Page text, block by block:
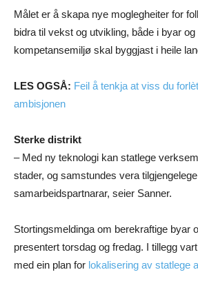
Målet er å skapa nye moglegheiter for
bidra til vekst og utvikling, både i byar
kompetansemiljø skal byggjast i heile
LES OGSÅ: Feil å tenkja at viss du
ambisjonen
Sterke distrikt
– Med ny teknologi kan statlege
stader, og samstundes vera
samarbeidspartnarar, seier Sanner.
Stortingsmeldinga om berekraftige byar
presentert torsdag og fredag. I tillegg
med ein plan for lokalisering av statlege